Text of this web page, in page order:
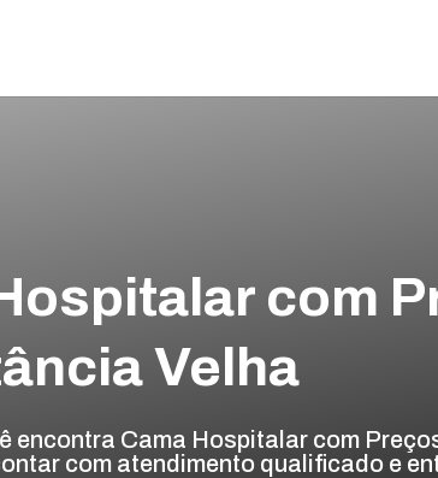
com
Velha
encontra Cama Hospitalar com
com atendimento qualificado e